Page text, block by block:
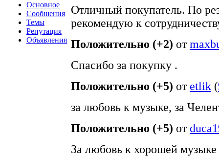
Основное
Сообщения
Темы
Репутация
Объявления
Отличный покупатель. По
рекомендую к
Положительно (+2) от
Спасибо за покупку .
Положительно (+5) от etlik (
за любовь к музыке, за
Положительно (+5) от
За любовь к хорошей музыке